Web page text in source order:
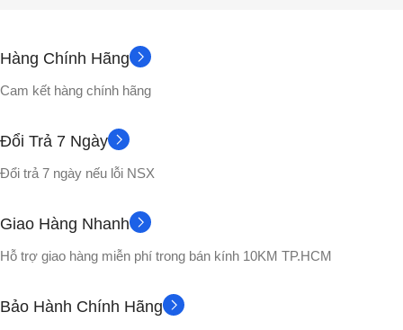
Hàng Chính Hãng
Cam kết hàng chính hãng
Đổi Trả 7 Ngày
Đổi trả 7 ngày nếu lỗi NSX
Giao Hàng Nhanh
Hỗ trợ giao hàng miễn phí trong bán kính 10KM TP.HCM
Bảo Hành Chính Hãng